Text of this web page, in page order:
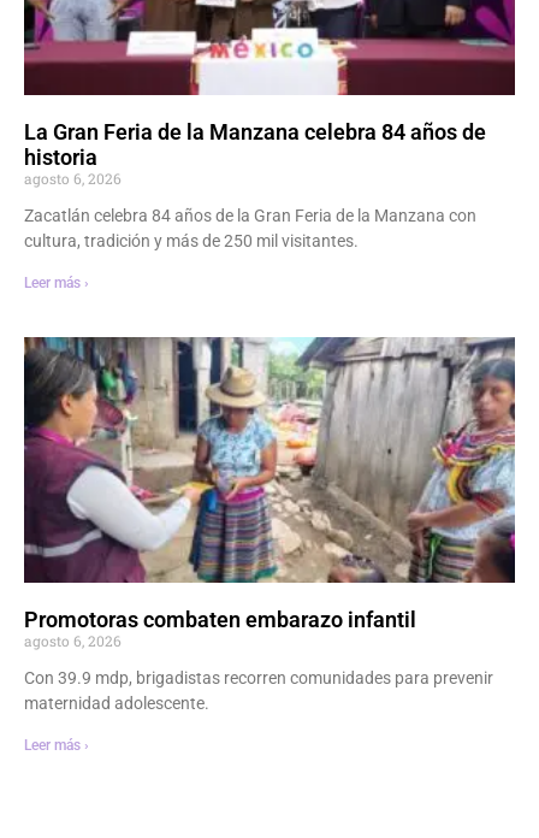
La Gran Feria de la Manzana celebra 84 años de
historia
agosto 6, 2026
Zacatlán celebra 84 años de la Gran Feria de la Manzana con
cultura, tradición y más de 250 mil visitantes.
Leer más ›
Promotoras combaten embarazo infantil
agosto 6, 2026
Con 39.9 mdp, brigadistas recorren comunidades para prevenir
maternidad adolescente.
Leer más ›